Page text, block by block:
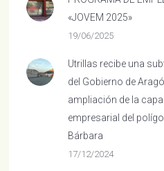
«JOVEM 2025»
19/06/2025
Utrillas recibe una
del Gobierno de
ampliación de la
empresarial del
Bárbara
17/12/2024